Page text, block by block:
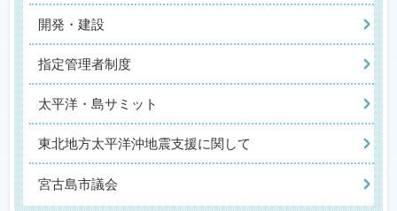
開発・建設
指定管理者制度
太平洋・島サミット
東北地方太平洋沖地震支援に関して
宮古島市議会